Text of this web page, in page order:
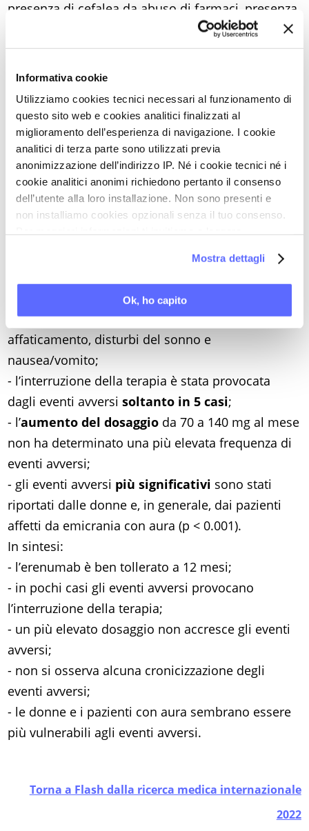
Informativa cookie
Utilizziamo cookies tecnici necessari al funzionamento di
questo sito web e cookies analitici finalizzati al
miglioramento dell’esperienza di navigazione. I cookie
analitici di terza parte sono utilizzati previa
anonimizzazione dell’indirizzo IP. Né i cookie tecnici né i
cookie analitici anonimi richiedono pertanto il consenso
dell’utente alla loro installazione. Non sono presenti e
non installiamo cookies opzionali senza il tuo consenso.
Mostra dettagli
Ok, ho capito
presenza di cefalea da abuso di farmaci, presenza
Questi, in sintesi, i risultati:
- l’iniziale campione di 128 pazienti si è
considerevolmente ridotto nel tempo (mese 6:
n=105; mese 9: n=74; mese 12: n=54);
- la proporzione di pazienti che hanno riportato
almeno un effetto collateralenel corso dei 12
mesi è la seguente: dopo 3 mesi = 37%; dopo 6
mesi = 36%; dopo 9 mesi = 32%; dopo 12 mesi =
35%;
- in base alla CTCAE, tutti gli eventi avversi sono
, con una sola eccezione
- sono stati riportati principalmente
eventi avversi: costipazione, reazioni cutanee,
affaticamento, disturbi del sonno e
nausea/vomito;
- l’interruzione della terapia è stata provocata
dagli eventi avversisoltanto in 5 casi;
- l’aumento del dosaggio da 70 a 140 mg al mese
non ha determinato una più elevata frequenza di
eventi avversi;
- gli eventi avversi più significativi sono stati
riportati dalle donne e, in generale, dai pazienti
affetti da emicrania con aura (p < 0.001).
In sintesi:
- l’erenumab è ben tollerato a 12 mesi;
- in pochi casi gli eventi avversi provocano
l’interruzione della terapia;
- un più elevato dosaggio non accresce gli eventi
avversi;
- non si osserva alcuna cronicizzazione degli
eventi avversi;
- le donne e i pazienti con aura sembrano essere
più vulnerabili agli eventi avversi.
Torna a Flash dalla ricerca medica internazionale
2022